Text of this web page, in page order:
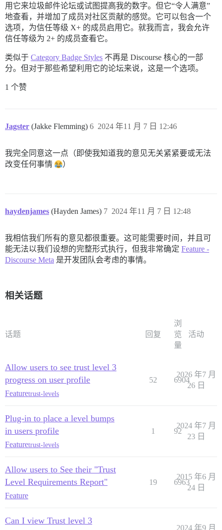
用它来垃圾邮件论坛或试图提高我的数字。但它“令人满意”
地查看，并增加了成员对社区贡献的感觉。它可以包含一个
选项，为信任等级 X+ 的成员启用它。就我而言，我会允许
信任等级为 2+ 的成员查看它。
类似于 Category Badge Styles 不再是 Discourse 核心的一部
分。但对于那些希望利用它的论坛来说，这是一个选项。
1 个赞
Jagster (Jakke Flemming) 2024 年11 月 7 日 12:46
6
我完全同意这一点（即使我知道我的意见无关紧紧要或无法
改变任何事情
）
haydenjames (Hayden James) 2024 年11 月 7 日 12:48
7
我相信我们所有的意见都很重要。这可能需要时间，并且可
能无法以我们设想的完整形式执行，但我非常确定 Feature -
Discourse Meta 是开发团队会考虑的事情。
相关话题
话题 回复
浏
览
量
活动
Allow users to see trust level 3
progress on user profile
Featuretrust-levels
52 6904
2026 年7 月
26 日
Plug-in to place a level bumps
in users profile
Featuretrust-levels
1 92
2024 年7 月
23 日
Allow users to See their "Trust
Level Requirements Report"
Feature
19 6963
2015 年6 月
24 日
Can I view Trust level 3
2024 年9 月